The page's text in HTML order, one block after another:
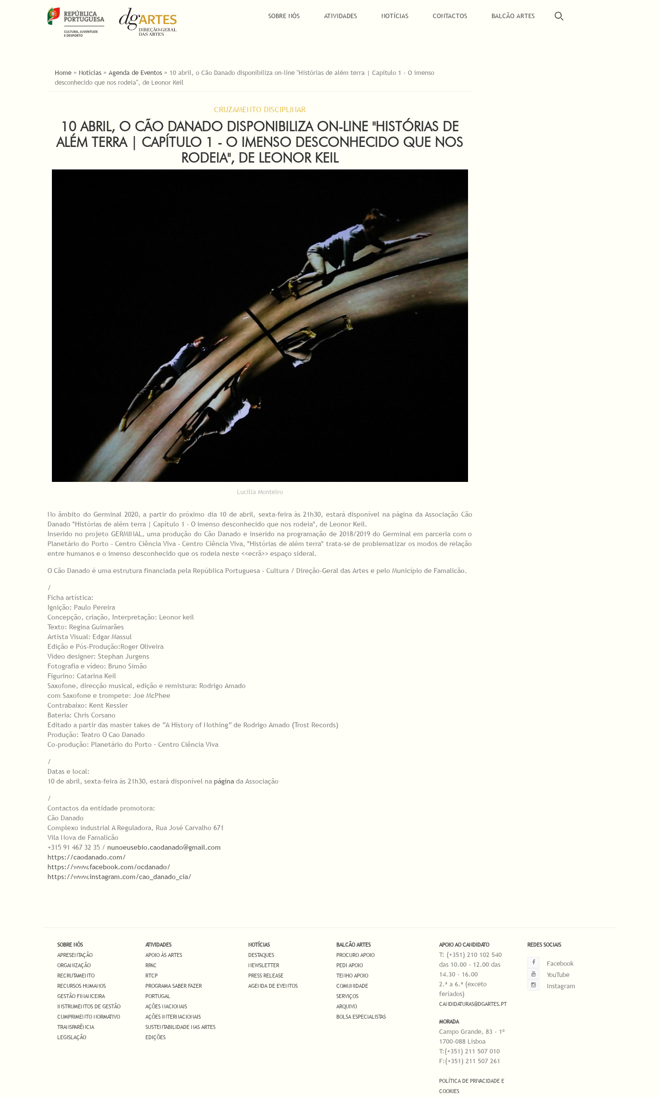
SOBRE NÓS ATIVIDADES NOTÍCIAS CONTACTOS BALCÃO ARTES
ESTÁ AQUI
Home » Noticias » Agenda de Eventos » 10 abril, o Cão Danado disponibiliza on-line "Histórias de além terra | Capítulo 1 - O imenso
desconhecido que nos rodeia", de Leonor Keil
CRUZAMENTO DISCIPLINAR
10 ABRIL, O CÃO DANADO DISPONIBILIZA ON-LINE "HISTÓRIAS DE
ALÉM TERRA | CAPÍTULO 1 - O IMENSO DESCONHECIDO QUE NOS
RODEIA", DE LEONOR KEIL
Lucília Monteiro
No âmbito do Germinal 2020, a partir do próximo dia 10 de abril, sexta-feira às 21h30, estará disponível na página da Associação Cão
Danado "Histórias de além terra | Capítulo 1 - O imenso desconhecido que nos rodeia", de Leonor Keil.
Inserido no projeto GERMINAL, uma produção do Cão Danado e inserido na programação de 2018/2019 do Germinal em parceria com o
Planetário do Porto - Centro Ciência Viva - Centro Ciência Viva, "Histórias de além terra" trata-se de problematizar os modos de relação
entre humanos e o imenso desconhecido que os rodeia neste <<ecrã>> espaço sideral.
O Cão Danado é uma estrutura financiada pela República Portuguesa - Cultura / Direção-Geral das Artes e pelo Município de Famalicão.
/
Ficha artística:
Ignição: Paulo Pereira
Concepção, criação, Interpretação: Leonor keil
Texto: Regina Guimarães
Artista Visual: Edgar Massul
Edição e Pós-Produção:Roger Oliveira
Video designer: Stephan Jurgens
Fotografia e vídeo: Bruno Simão
Figurino: Catarina Keil
Saxofone, direcção musical, edição e remistura: Rodrigo Amado
com Saxofone e trompete: Joe McPhee
Contrabaixo: Kent Kessler
Bateria: Chris Corsano
Editado a partir das master takes de “A History of Nothing” de Rodrigo Amado (Trost Records)
Produção: Teatro O Cao Danado
Co-produção: Planetário do Porto – Centro Ciência Viva
/
Datas e local:
10 de abril, sexta-feira às 21h30, estará disponível na página da Associação
/
Contactos da entidade promotora:
Cão Danado
Complexo industrial A Reguladora, Rua José Carvalho 671
Vila Nova de Famalicão
+315 91 467 32 35 / nunoeusebio.caodanado@gmail.com
https://caodanado.com/
https://www.facebook.com/ocdanado/
https://www.instagram.com/cao_danado_cia/
SOBRE NÓS
APRESENTAÇÃO
ORGANIZAÇÃO
RECRUTAMENTO
RECURSOS HUMANOS
GESTÃO FINANCEIRA
INSTRUMENTOS DE GESTÃO
CUMPRIMENTO NORMATIVO
TRANSPARÊNCIA
LEGISLAÇÃO
ATIVIDADES
APOIO ÀS ARTES
RPAC
RTCP
PROGRAMA SABER FAZER
PORTUGAL
AÇÕES NACIONAIS
AÇÕES INTERNACIONAIS
SUSTENTABILIDADE NAS ARTES
EDIÇÕES
NOTÍCIAS
DESTAQUES
NEWSLETTER
PRESS RELEASE
AGENDA DE EVENTOS
BALCÃO ARTES
PROCURO APOIO
PEDI APOIO
TENHO APOIO
COMUNIDADE
SERVIÇOS
ARQUIVO
BOLSA ESPECIALISTAS
APOIO AO CANDIDATO
T: (+351) 210 102 540
das 10.00 - 12.00 das
14.30 - 16.00
2.ª a 6.ª (exceto
feriados)
CANDIDATURAS@DGARTES.PT
MORADA
Campo Grande, 83 - 1º
1700-088 Lisboa
T:(+351) 211 507 010
F:(+351) 211 507 261
POLÍTICA DE PRIVACIDADE E
COOKIES
REDES SOCIAIS
Facebook
YouTube
Instagram